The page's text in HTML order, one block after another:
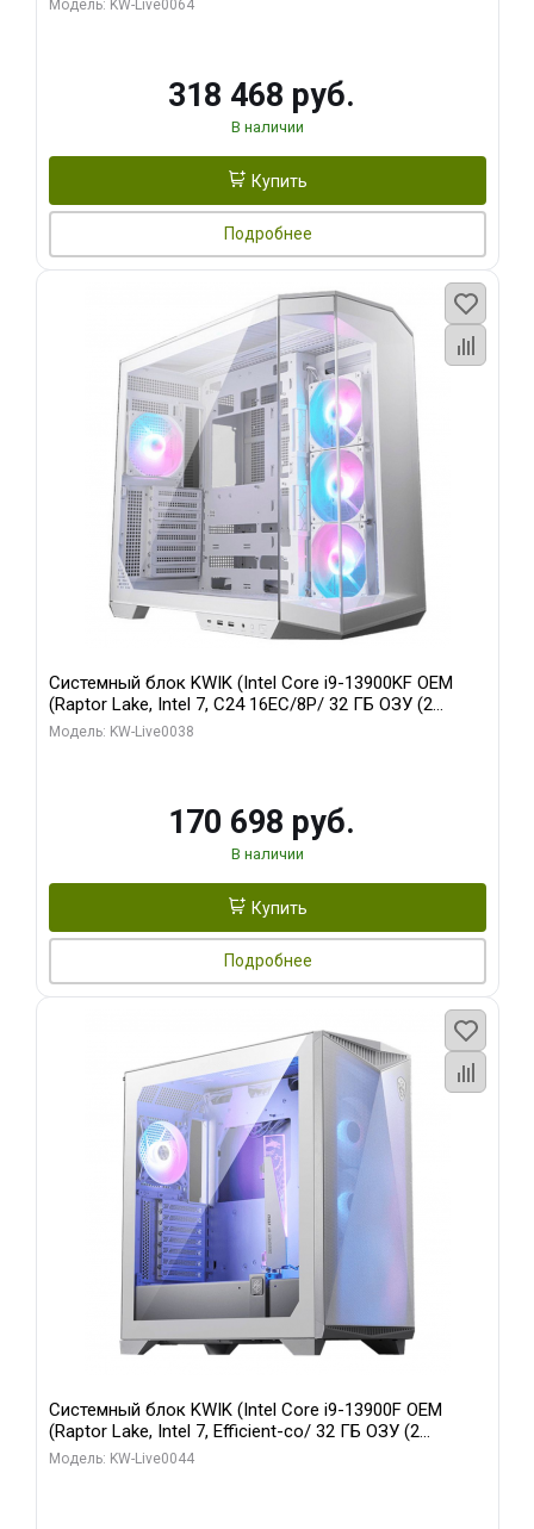
Модель: KW-Live0064
318 468 руб.
В наличии
Купить
Подробнее
Системный блок KWIK (Intel Core i9-13900KF OEM
(Raptor Lake, Intel 7, C24 16EC/8P/ 32 ГБ ОЗУ (2
модуля)/ Gigabyte RX9070XT GAMING OC 16GB GDDR6
Модель: KW-Live0038
170 698 руб.
В наличии
Купить
Подробнее
Системный блок KWIK (Intel Core i9-13900F OEM
(Raptor Lake, Intel 7, Efficient-co/ 32 ГБ ОЗУ (2
модуля)/ Gigabyte RTX5070Ti AERO OC 16GB GDDR7
Модель: KW-Live0044